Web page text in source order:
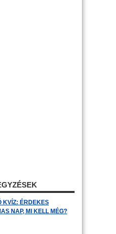
KVÍZ: ÉRDEKES
NAP, MI KELL MÉG?